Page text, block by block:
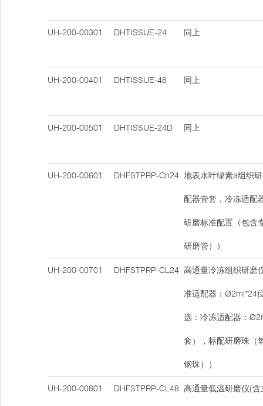
UH-200-00301 DHTISSUE-24 同上
UH-200-00401 DHTISSUE-48 同上
UH-200-00501 DHTISSUE-24D 同上
UH-200-00601 DHFSTPRP-Ch24 地表水叶绿素a组织
配器壹套，冷冻适配
研磨标准配置（包含
研磨管））
UH-200-00701 DHFSTPRP-CL24 高通量冷冻组织研磨
准适配器：Ø2ml*24
选：冷冻适配器：
套），标配研磨珠（
钢珠））
UH-200-00801 DHFSTPRP-CL48 高通量低温研磨仪(